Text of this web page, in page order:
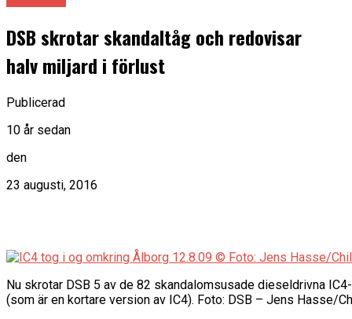
DSB skrotar skandaltåg och redovisar
halv miljard i förlust
Publicerad
10 år sedan
den
23 augusti, 2016
Nu skrotar DSB 5 av de 82 skandalomsusade dieseldrivna
(som är en kortare version av IC4). Foto: DSB – Jens Hasse/